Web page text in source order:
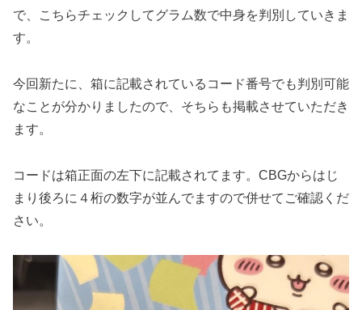
で、こちらチェックしてグラム数で中身を判別していきま
す。
今回新たに、箱に記載されているコード番号でも判別可能
なことが分かりましたので、そちらも掲載させていただき
ます。
コードは箱正面の左下に記載されてます。CBGからはじ
まり後ろに４桁の数字が並んでますので併せてご確認くだ
さい。